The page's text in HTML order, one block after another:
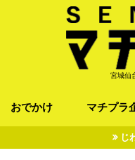
宮城仙
おでかけ マチプラ
オトア
マチプ
ファッ
ブラミ
マチプ
マチプじ